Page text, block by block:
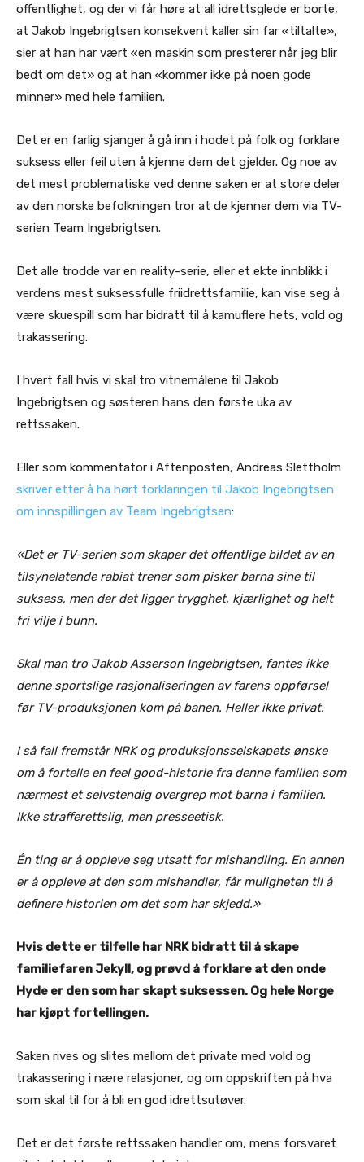
offentlighet, og der vi får høre at all idrettsglede er borte,
at Jakob Ingebrigtsen konsekvent kaller sin far «tiltalte»,
sier at han har vært «en maskin som presterer når jeg blir
bedt om det» og at han «kommer ikke på noen gode
minner» med hele familien.
Det er en farlig sjanger å gå inn i hodet på folk og forklare
suksess eller feil uten å kjenne dem det gjelder. Og noe av
det mest problematiske ved denne saken er at store deler
av den norske befolkningen tror at de kjenner dem via TV-
serien Team Ingebrigtsen.
Det alle trodde var en reality-serie, eller et ekte innblikk i
verdens mest suksessfulle friidrettsfamilie, kan vise seg å
være skuespill som har bidratt til å kamuflere hets, vold og
trakassering.
I hvert fall hvis vi skal tro vitnemålene til Jakob
Ingebrigtsen og søsteren hans den første uka av
rettssaken.
Eller som kommentator i Aftenposten, Andreas Slettholm
skriver etter å ha hørt forklaringen til Jakob Ingebrigtsen
om innspillingen av Team Ingebrigtsen:
«Det er TV-serien som skaper det offentlige bildet av en
tilsynelatende rabiat trener som pisker barna sine til
suksess, men der det ligger trygghet, kjærlighet og helt
fri vilje i bunn.
Skal man tro Jakob Asserson Ingebrigtsen, fantes ikke
denne sportslige rasjonaliseringen av farens oppførsel
før TV-produksjonen kom på banen. Heller ikke privat.
I så fall fremstår NRK og produksjonsselskapets ønske
om å fortelle en feel good-historie fra denne familien som
nærmest et selvstendig overgrep mot barna i familien.
Ikke strafferettslig, men presseetisk.
Én ting er å oppleve seg utsatt for mishandling. En annen
er å oppleve at den som mishandler, får muligheten til å
definere historien om det som har skjedd.»
Hvis dette er tilfelle har NRK bidratt til å skape
familiefaren Jekyll, og prøvd å forklare at den onde
Hyde er den som har skapt suksessen. Og hele Norge
har kjøpt fortellingen.
Saken rives og slites mellom det private med vold og
trakassering i nære relasjoner, og om oppskriften på hva
som skal til for å bli en god idrettsutøver.
Det er det første rettssaken handler om, mens forsvaret